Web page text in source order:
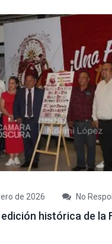
de 2026 No
histórica de la